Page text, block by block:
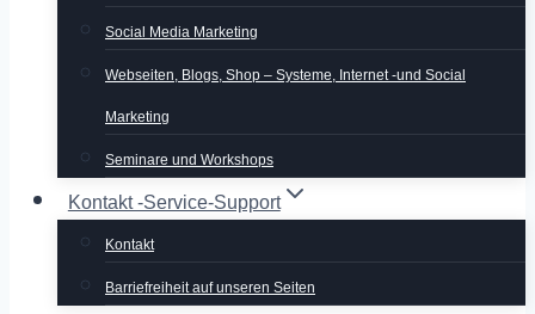
Social Media Marketing
Webseiten, Blogs, Shop – Systeme, Internet -und Social
Marketing
Seminare und Workshops
Kontakt -Service-Support
Kontakt
Barriefreiheit auf unseren Seiten